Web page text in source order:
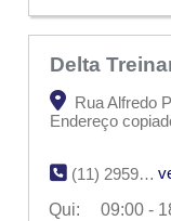
Delta
Rua Alfredo
Endereço
(11) 2959-3083
Qui:
09:00 -